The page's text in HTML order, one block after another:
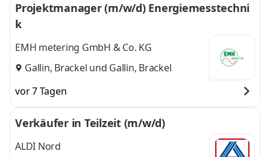
Projektmanager (m/w/d) Energiemesstechni
k
EMH metering GmbH & Co. KG
Gallin, Brackel und Gallin, Brackel
vor 7 Tagen
Verkäufer in Teilzeit (m/w/d)
ALDI Nord